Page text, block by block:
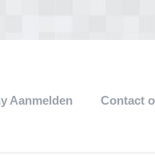
Aanmelden Contact